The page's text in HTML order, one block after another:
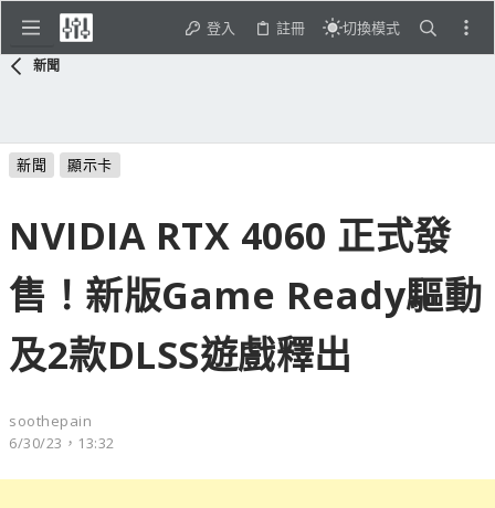
登入 註冊 切換模式
新聞
新聞 顯示卡
NVIDIA RTX 4060 正式發
售！新版Game Ready驅動
及2款DLSS遊戲釋出
soothepain
6/30/23，13:32